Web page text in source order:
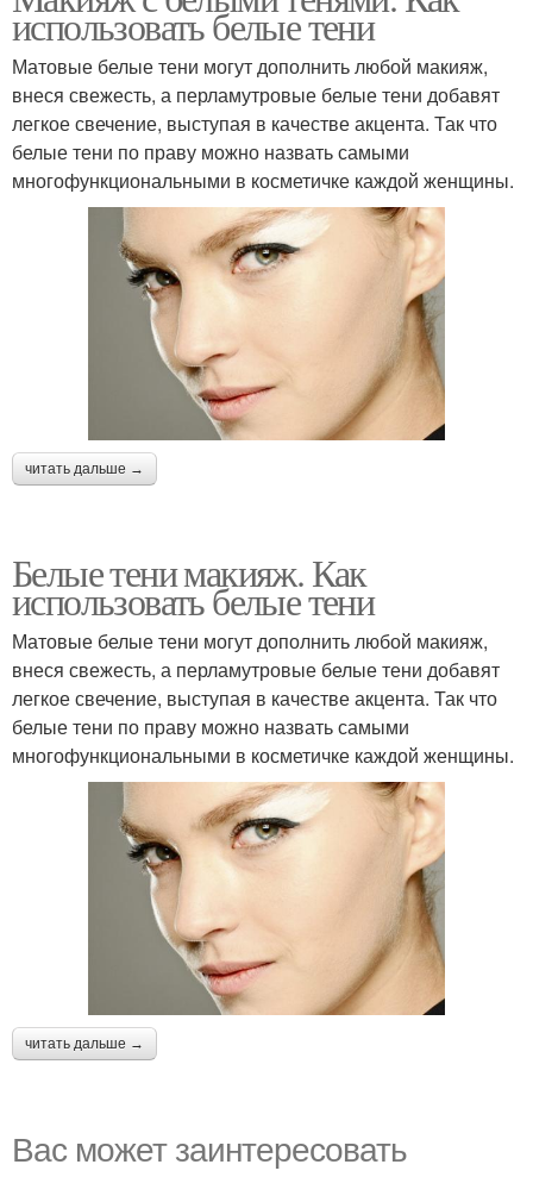
использовать белые тени
Матовые белые тени могут дополнить любой макияж,
внеся свежесть, а перламутровые белые тени добавят
легкое свечение, выступая в качестве акцента. Так что
белые тени по праву можно назвать самыми
многофункциональными в косметичке каждой женщины.
читать дальше →
Белые тени макияж. Как
использовать белые тени
Матовые белые тени могут дополнить любой макияж,
внеся свежесть, а перламутровые белые тени добавят
легкое свечение, выступая в качестве акцента. Так что
белые тени по праву можно назвать самыми
многофункциональными в косметичке каждой женщины.
читать дальше →
Вас может заинтересовать